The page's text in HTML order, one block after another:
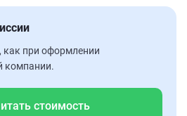
как при оформлении
компании.
стоимость